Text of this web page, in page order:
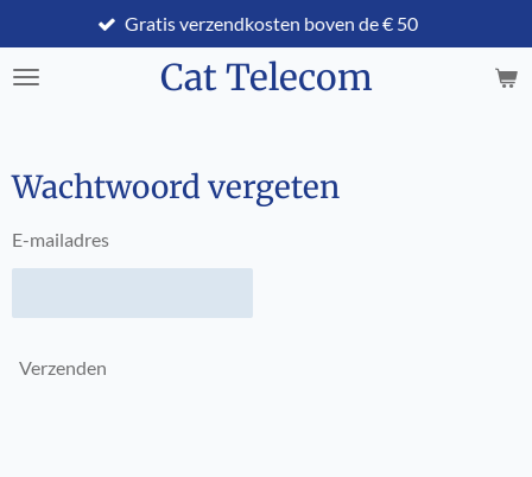
direct
naar
Cat Telecom
Gratis verzendkosten boven de € 50
Wachtwoord vergeten
E-mailadres
Verzenden